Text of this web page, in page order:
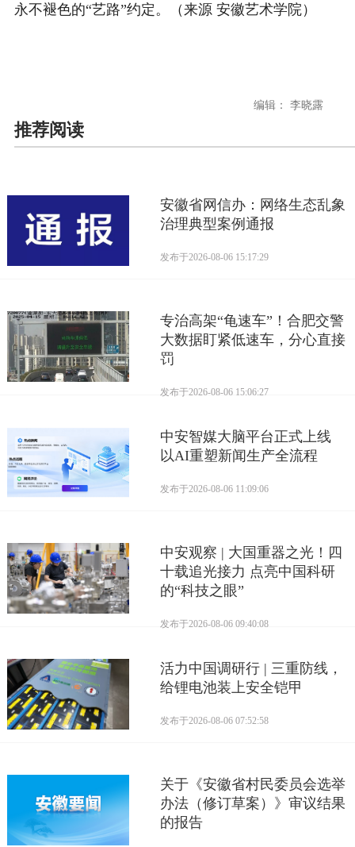
永不褪色的“艺路”约定。（来源 安徽艺术学院）
编辑： 李晓露
推荐阅读
安徽省网信办：网络生态乱象
治理典型案例通报
发布于2026-08-06 15:17:29
专治高架“龟速车”！合肥交警
大数据盯紧低速车，分心直接
罚
发布于2026-08-06 15:06:27
中安智媒大脑平台正式上线
以AI重塑新闻生产全流程
发布于2026-08-06 11:09:06
中安观察 | 大国重器之光！四
十载追光接力 点亮中国科研
的“科技之眼”
发布于2026-08-06 09:40:08
活力中国调研行 | 三重防线，
给锂电池装上安全铠甲
发布于2026-08-06 07:52:58
关于《安徽省村民委员会选举
办法（修订草案）》审议结果
的报告